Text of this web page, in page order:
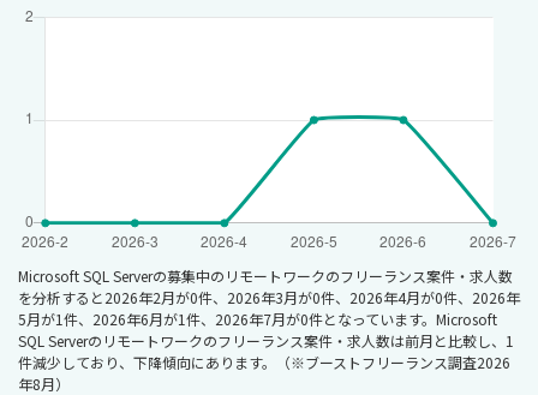
Microsoft SQL Serverの募集中のリモートワークのフリーランス案件・求人数
を分析すると2026年2月が0件、2026年3月が0件、2026年4月が0件、2026年
5月が1件、2026年6月が1件、2026年7月が0件となっています。Microsoft
SQL Serverのリモートワークのフリーランス案件・求人数は前月と比較し、1
件減少しており、下降傾向にあります。（※ブーストフリーランス調査2026
年8月）